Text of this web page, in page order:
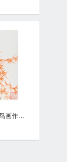
画家任训善花鸟画作品《竹报平安》